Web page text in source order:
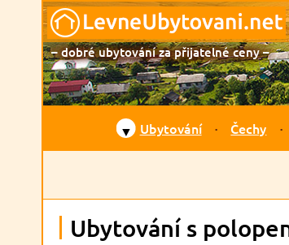
– dobré ubytování za přijatelné ceny –
▼ Ubytování Čechy
Ubytování s